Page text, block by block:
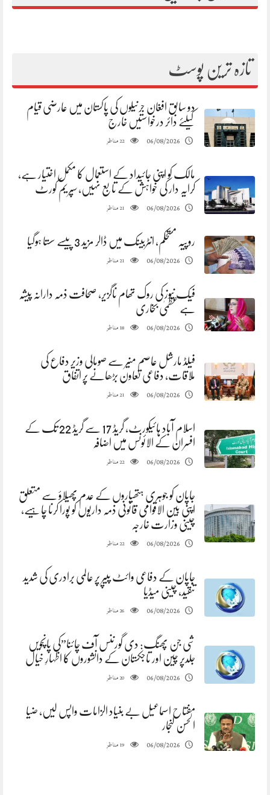
تازہ ترین پوسٹ
دو سابق افغان جرنیلوں کی پاکستان میں عارضی قیام
کیلئے دائر درخواستیں خارج
06/08/2026
22مناظر
مالک کو اپنی جائیداد کے استعمال کا مکمل اختیار ہے،
کرایہ دار کی خواہش کے تابع نہیں، سپریم کورٹ
06/08/2026
21مناظر
روپیہ مستحکم، انٹربینک میں ڈالر مزید 3 پیسے سستا ہوگیا
06/08/2026
21مناظر
فیک نیوز کی روک تھام ناگزیر، صحافت ذمہ دارانہ پیشہ
ہے عظمیٰ بخاری
06/08/2026
18مناظر
فیلڈ مارشل عاصم منیر سے صومالی وزیر دفاع کی
ملاقات، دفاعی تعاون بڑھانے پر اتفاق
06/08/2026
21مناظر
اسلام آباد ہائیکورٹ، گریڈ 17 سے گریڈ 22 تک کے
افسران کے الائونس میں اضافہ
06/08/2026
22مناظر
جاپان کو جوہری ہتھیاروں کے عدم پھیلاؤ سے متعلق
اپنی بین الاقوامی قانونی ذمہ داریوں کو پورا کرنا چاہیے،
چینی وزارت خارجہ
06/08/2026
22مناظر
جاپان کے دفاعی وائٹ پیپر پر عالمی برادری کی شدید
تنقید، چینی میڈیا
06/08/2026
26مناظر
شی جن پھنگ: دی گورننس آف چائنا”کی پانچویں
جلدپر چین اور تاجکستان کے دانشوروں کا اظہارِ خیال
06/08/2026
20مناظر
مفتاح اسماعیل بے بنیاد الزامات واپس لیں، ضیا
الحسن لنجار
06/08/2026
19مناظر